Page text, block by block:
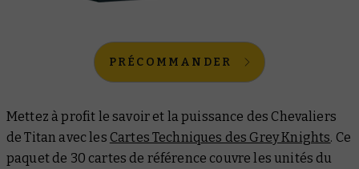
PRÉCOMMANDER
Mettez à profit le savoir et la puissance des Chevaliers
de Titan avec les Cartes Techniques des Grey Knights. Ce
paquet de 30 cartes de référence couvre les unités du